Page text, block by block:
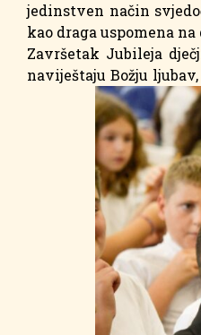
jedinstven način
kao draga uspomena
Završetak Jubileja
naviještaju Božju